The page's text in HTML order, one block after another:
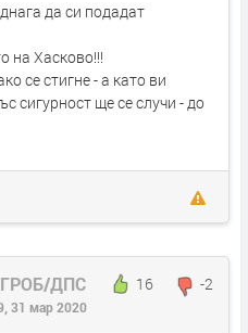
да си подадат
на Хасково!!!
се стигне - а като ви
сигурност ще се случи - до
ДПС 16 -2
31 мар 2020